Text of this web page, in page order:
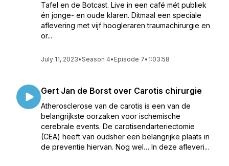
Tafel en de Botcast. Live in een café mét publiek
én jonge- en oude klaren. Ditmaal een speciale
aflevering met vijf hoogleraren traumachirurgie en
or...
July 11, 2023•Season 4• Episode 7• 1:03:58
Gert Jan de Borst over Carotis chirurgie
Atherosclerose van de carotis is een van de
belangrijkste oorzaken voor ischemische
cerebrale events. De carotisendarteriectomie
(CEA) heeft van oudsher een belangrijke plaats in
de preventie hiervan. Nog wel… In deze afleveri...